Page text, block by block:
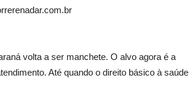
volta a ser manchete. O alvo agora é a
Até quando o direito básico à saúde